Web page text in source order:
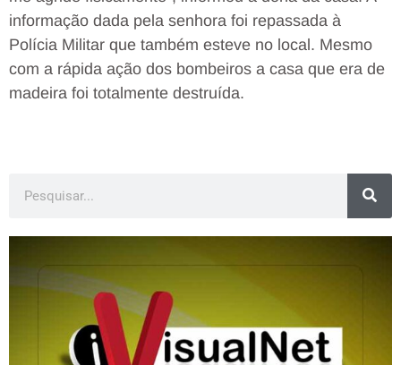
informação dada pela senhora foi repassada à
Polícia Militar que também esteve no local. Mesmo
com a rápida ação dos bombeiros a casa que era de
madeira foi totalmente destruída.